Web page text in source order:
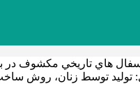
سفال هاي تاريخي مكشوف
توليد توسط زنان، روش